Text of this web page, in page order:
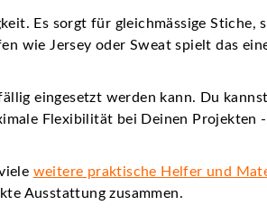
Es sorgt für gleichmässige Stiche,
wie Jersey oder Sweat spielt das
eingesetzt werden kann. Du
Flexibilität bei Deinen Projekten
weitere praktische Helfer und
Ausstattung zusammen.